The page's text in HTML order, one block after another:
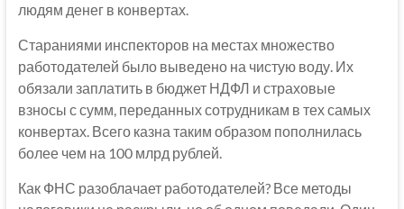
людям денег в конвертах.
Стараниями инспекторов на местах множество
работодателей было выведено на чистую воду. Их
обязали заплатить в бюджет НДФЛ и страховые
взносы с сумм, переданных сотрудникам в тех самых
конвертах. Всего казна таким образом пополнилась
более чем на 100 млрд рублей.
Как ФНС разоблачает работодателей? Все методы